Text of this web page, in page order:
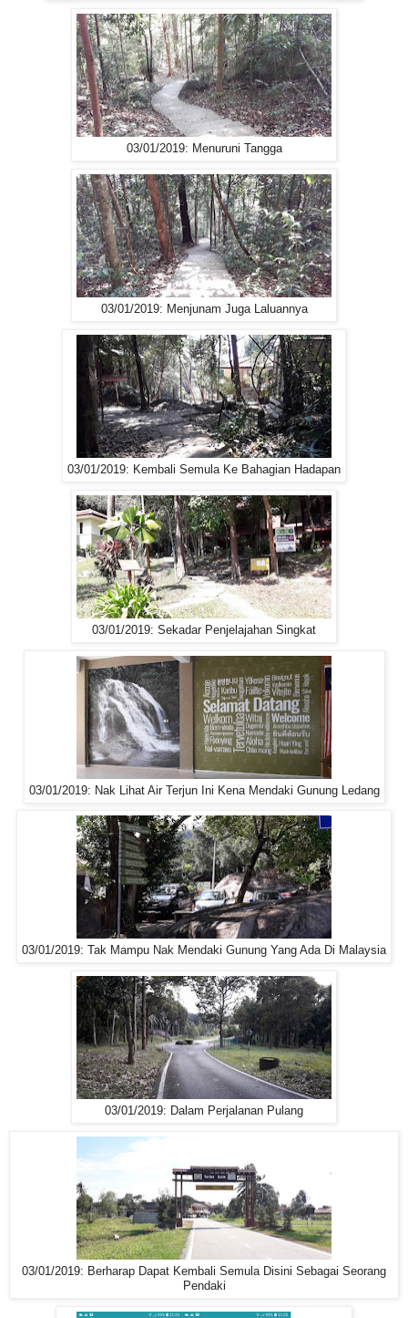
03/01/2019: Menuruni Tangga
03/01/2019: Menjunam Juga Laluannya
03/01/2019: Kembali Semula Ke Bahagian Hadapan
03/01/2019: Sekadar Penjelajahan Singkat
03/01/2019: Nak Lihat Air Terjun Ini Kena Mendaki Gunung Ledang
03/01/2019: Tak Mampu Nak Mendaki Gunung Yang Ada Di Malaysia
03/01/2019: Dalam Perjalanan Pulang
03/01/2019: Berharap Dapat Kembali Semula Disini Sebagai Seorang
Pendaki